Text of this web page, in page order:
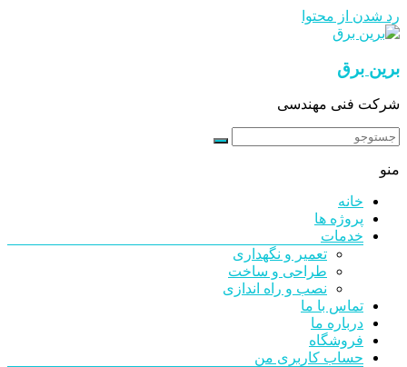
رد شدن از محتوا
برین برق
شرکت فنی مهندسی
منو
خانه
پروژه ها
خدمات
تعمیر و نگهداری
طراحی و ساخت
نصب و راه اندازی
تماس با ما
درباره ما
فروشگاه
حساب کاربری من